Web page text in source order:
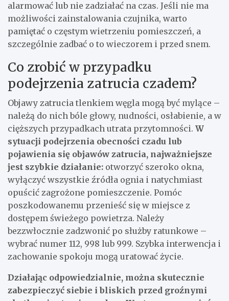
alarmować lub nie zadziałać na czas. Jeśli nie ma
możliwości zainstalowania czujnika, warto
pamiętać o częstym wietrzeniu pomieszczeń, a
szczególnie zadbać o to wieczorem i przed snem.
Co zrobić w przypadku
podejrzenia zatrucia czadem?
Objawy zatrucia tlenkiem węgla mogą być mylące –
należą do nich bóle głowy, nudności, osłabienie, a w
cięższych przypadkach utrata przytomności. W
sytuacji podejrzenia obecności czadu lub
pojawienia się objawów zatrucia, najważniejsze
jest szybkie działanie: otworzyć szeroko okna,
wyłączyć wszystkie źródła ognia i natychmiast
opuścić zagrożone pomieszczenie. Pomóc
poszkodowanemu przenieść się w miejsce z
dostępem świeżego powietrza. Należy
bezzwłocznie zadzwonić po służby ratunkowe –
wybrać numer 112, 998 lub 999. Szybka interwencja i
zachowanie spokoju mogą uratować życie.
Działając odpowiedzialnie, można skutecznie
zabezpieczyć siebie i bliskich przed groźnymi